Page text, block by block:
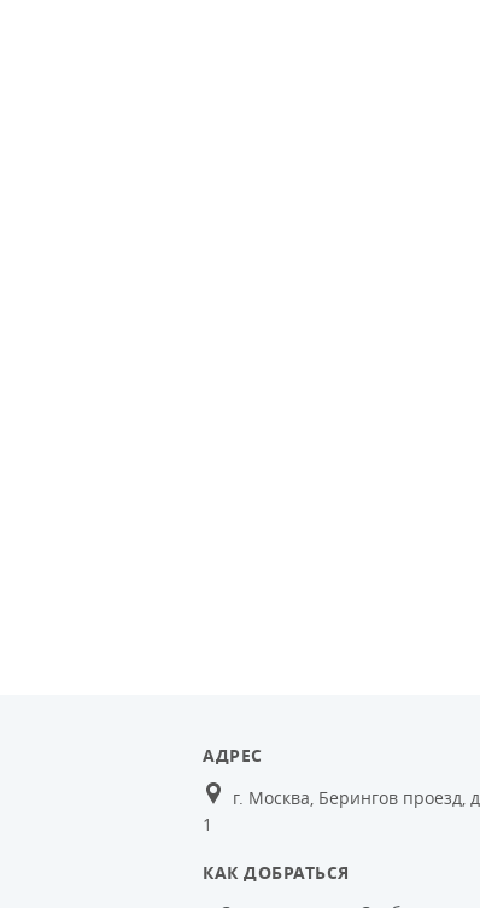
АДРЕС
г. Москва, Берингов проезд, д.
1
КАК ДОБРАТЬСЯ